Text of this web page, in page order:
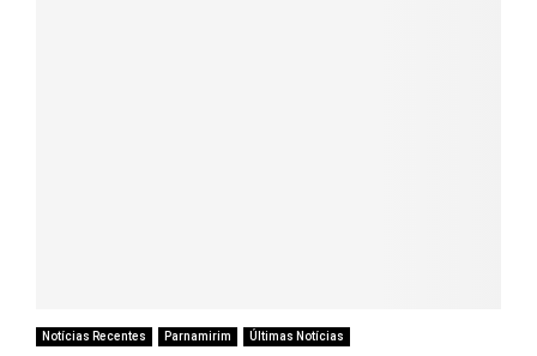
Notícias Recentes Parnamirim Últimas Notícias